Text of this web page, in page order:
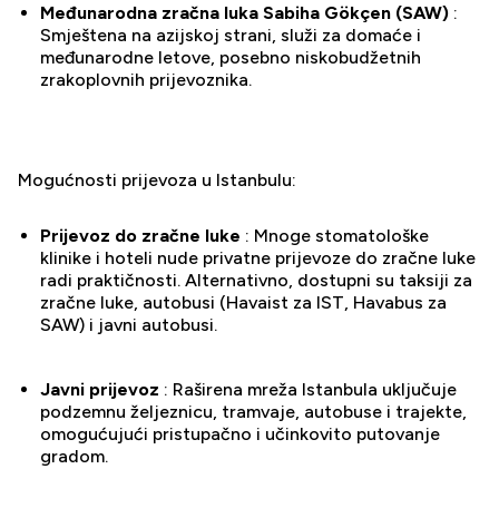
Međunarodna zračna luka Sabiha Gökçen (SAW) :
Smještena na azijskoj strani, služi za domaće i
međunarodne letove, posebno niskobudžetnih
zrakoplovnih prijevoznika.
Mogućnosti prijevoza u Istanbulu:
Prijevoz do zračne luke : Mnoge stomatološke
klinike i hoteli nude privatne prijevoze do zračne luke
radi praktičnosti. Alternativno, dostupni su taksiji za
zračne luke, autobusi (Havaist za IST, Havabus za
SAW) i javni autobusi.
Javni prijevoz : Raširena mreža Istanbula uključuje
podzemnu željeznicu, tramvaje, autobuse i trajekte,
omogućujući pristupačno i učinkovito putovanje
gradom.